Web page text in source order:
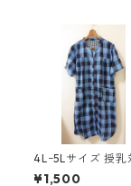
4Lｰ5Lサイズ 授乳
チェック柄 半袖ル
¥1,500